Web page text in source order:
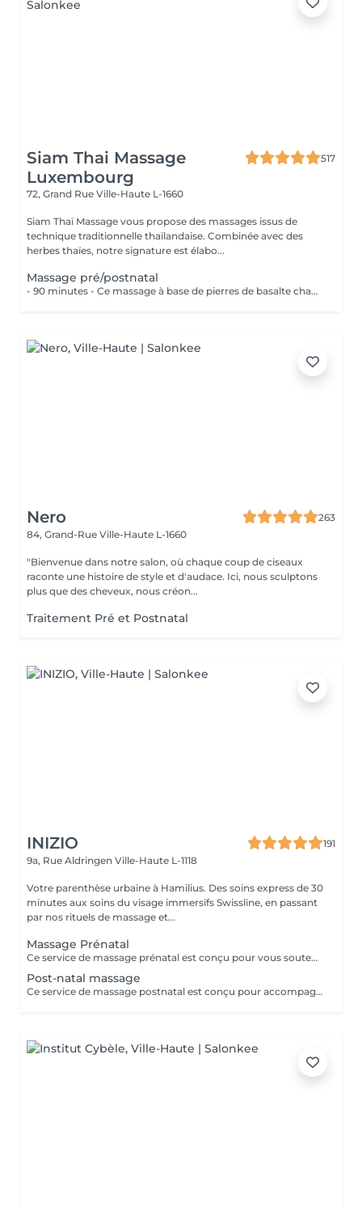
Siam Thai Massage
Luxembourg
517
72, Grand Rue Ville-Haute L-1660
Siam Thaï Massage vous propose des massages issus de
technique traditionnelle thaïlandaise. Combinée avec des
herbes thaïes, notre signature est élabo...
Massage pré/postnatal
- 90 minutes - Ce massage à base de pierres de basalte chauffées accompagnées dun massage avec les paumes des mains, apaise les tensions et les douleurs de votre corps.
Nero
263
84, Grand-Rue Ville-Haute L-1660
"Bienvenue dans notre salon, où chaque coup de ciseaux
raconte une histoire de style et d'audace. Ici, nous sculptons
plus que des cheveux, nous créon...
Traitement Pré et Postnatal
INIZIO
191
9a, Rue Aldringen Ville-Haute L-1118
Votre parenthèse urbaine à Hamilius. Des soins express de 30
minutes aux soins du visage immersifs Swissline, en passant
par nos rituels de massage et...
Massage Prénatal
Ce service de massage prénatal est conçu pour vous soutenir en douceur tout au long de la grossesse grâce à des techniques sûres et spécialisées qui soulagent les tensions du dos, des hanches et des jambes, tout en apaisant votre système nerveux. Chaque séance vise à améliorer la circulation, à réduire l'enflure et à favoriser une relaxation profonde afin que vous puissiez mieux dormir et vous sentir plus à l'aise à mesure que votre corps évolue. En utilisant des positions et des coussins adaptés, le massage vous maintient, ainsi que votre bébé, bien soutenus et offre une pause apaisante face au stress quotidien et aux inconforts liés à la grossesse. Principaux avantages : Réduction du stress, de l'anxiété et de la tension musculaire. Aide à soulager les douleurs courantes de la grossesse, telles que les maux de dos, l'inconfort des hanches et les crampes aux jambes. Amélioration de la circulation et du drainage lymphatique. Favorisation d'un meilleur sommeil.
Post-natal massage
Ce service de massage postnatal est conçu pour accompagner en douceur votre corps dans les semaines et les mois qui suivent l'accouchement, grâce à des techniques douces et adaptées qui favorisent votre récupération physique et mentale. Il aide à relâcher les tensions du dos, des épaules, des hanches, du plancher pelvien et des seins, tout en apaisant le système nerveux pour réduire le stress, la fatigue et la sensibilité émotionnelle liées à la nouvelle parentalité. Le massage vise également à améliorer la circulation et le drainage lymphatique, à soutenir la cicatrisation des tissus (y compris après une césarienne) et à favoriser un sommeil plus profond et plus réparateur, tout en vous offrant une pause apaisante et ressourçante pour vous reconnecter à vousmême. Principaux bienfaits : Soutient la récupération physique en soulageant les tensions du dos, des hanches, du plancher pelvien et des seins après l'accouchement. Aide à réduire le stress, la fatigue et la sensibilité émotionnelle liés à la nouvelle parentalité. Améliore la circulation et le drainage lymphatique, ce qui peut favoriser la cicatrisation et réduire les gonflements. Favorise un sommeil plus profond et plus réparateur et crée une pause apaisante de temps pour soi dans votre routine bien remplie de jeune parent.